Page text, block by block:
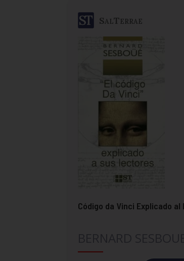
SalTerrae
Código da Vinci Explicado